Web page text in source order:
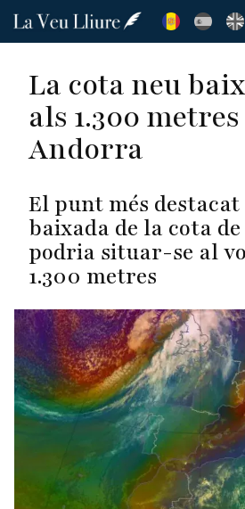
Vés
La cota neu
als 1.300 metres
Andorra
El punt més
baixada de la cota de
podria situar-se al
1.300 metres